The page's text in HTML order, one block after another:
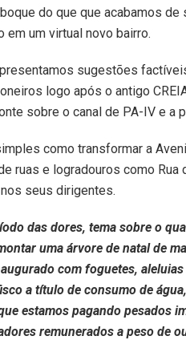
do que que acabamos
em um virtual novo bairro.
sugestões
logo após o antigo
sobre o canal de PA-IV e a
como transformar a
ruas e logradouros como Rua
seus dirigentes.
das dores, tema sobre o
uma árvore de natal de
com foguetes,
a título de consumo de
estamos pagando pesados
remunerados a peso de